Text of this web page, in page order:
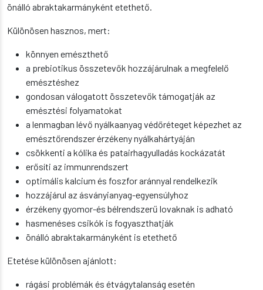
önálló abraktakarmányként etethető.
Különösen hasznos, mert:
könnyen emészthető
a prebiotikus összetevők hozzájárulnak a megfelelő
emésztéshez
gondosan válogatott összetevők támogatják az
emésztési folyamatokat
a lenmagban lévő nyálkaanyag védőréteget képezhet az
emésztőrendszer érzékeny nyálkahártyáján
csökkenti a kólika és patairhagyulladás kockázatát
erősíti az immunrendszert
optimális kalcium és foszfor aránnyal rendelkezik
hozzájárul az ásványianyag-egyensúlyhoz
érzékeny gyomor-és bélrendszerű lovaknak is adható
hasmenéses csikók is fogyaszthatják
önálló abraktakarmányként is etethető
Etetése különösen ajánlott:
rágási problémák és étvágytalanság esetén